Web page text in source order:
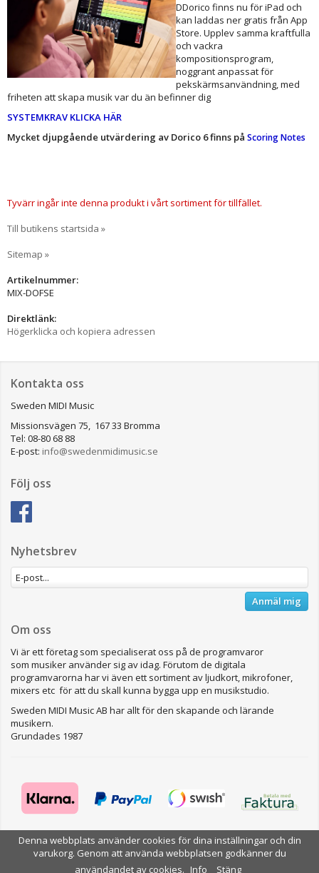
DDorico finns nu för iPad och
kan laddas ner gratis från App
Store. Upplev samma kraftfulla
och vackra
kompositionsprogram,
noggrant anpassat för
pekskärmsanvändning, med
friheten att skapa musik var du än befinner dig
SYSTEMKRAV KLICKA HÄR
Mycket djupgående utvärdering av Dorico 6 finns på Scoring Notes
Tyvärr ingår inte denna produkt i vårt sortiment för tillfället.
Till butikens startsida »
Sitemap »
Artikelnummer:
MIX-DOFSE
Direktlänk:
Högerklicka och kopiera adressen
Kontakta oss
Sweden MIDI Music
Missionsvägen 75, 167 33 Bromma
Tel: 08-80 68 88
E-post: info@swedenmidimusic.se
Följ oss
Nyhetsbrev
Anmäl mig
Om oss
Vi är ett företag som specialiserat oss på de programvaror
som musiker använder sig av idag. Förutom de digitala
programvarorna har vi även ett sortiment av ljudkort, mikrofoner,
mixers etc för att du skall kunna bygga upp en musikstudio.
Sweden MIDI Music AB har allt för den skapande och lärande
musikern.
Grundades 1987
Drift & produktion:Wikinggruppen
Denna webbplats använder cookies för dina inställningar och din
varukorg. Genom att använda webbplatsen godkänner du
användandet av cookies. Info Stäng